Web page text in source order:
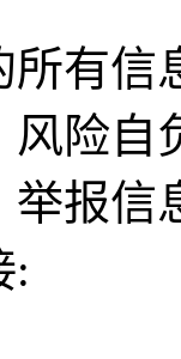
所有信
风险自
举报信
: